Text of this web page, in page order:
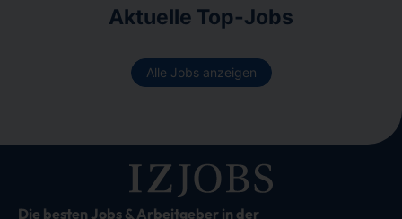
Aktuelle Top-Jobs
Alle Jobs anzeigen
Die besten Jobs & Arbeitgeber in der